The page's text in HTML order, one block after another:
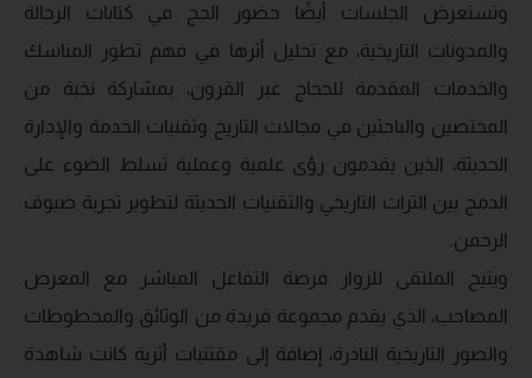
وتستعرض الجلسات أيضًا حضور الحج في كتابات الرحالة
والمدونات التاريخية، مع تحليل أثرها في فهم تطور المناسك
والخدمات المقدمة للحجاج عبر القرون، بمشاركة نخبة من
المختصين والباحثين في مجالات التاريخ وتقنيات الخدمة والإدارة
الحديثة، الذين يقدمون رؤى علمية وعملية تسلط الضوء على
الدمج بين التراث التاريخي والتقنيات الحديثة لتطوير تجربة ضيوف
الرحمن.
ويتيح الملتقى للزوار فرصة التفاعل المباشر مع المعرض
المصاحب، الذي يقدم مجموعة فريدة من الوثائق والمخطوطات
والصور التاريخية النادرة، إضافة إلى مقتنيات أثرية كانت شاهدة